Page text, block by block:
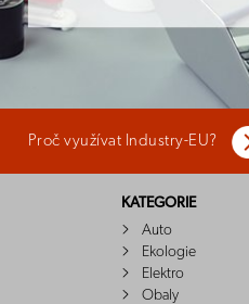
Proč využívat Industry-EU?
KATEGORIE
Auto
Ekologie
Elektro
Obaly